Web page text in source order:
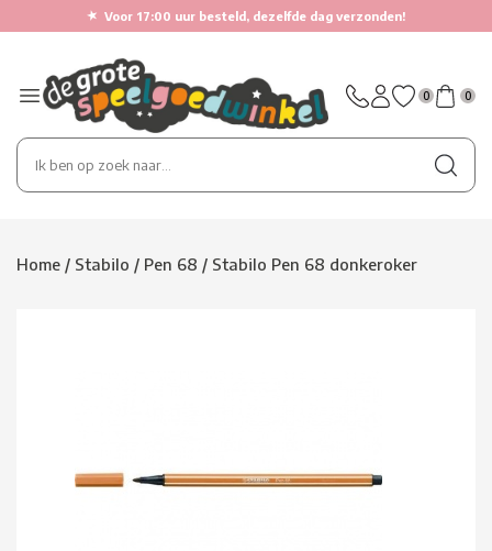
★ Voor 17:00 uur besteld, dezelfde dag verzonden!
0 0
Home / Stabilo / Pen 68 / Stabilo Pen 68 donkeroker